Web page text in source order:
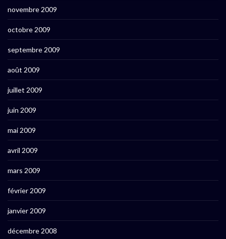
novembre 2009
octobre 2009
septembre 2009
août 2009
juillet 2009
juin 2009
mai 2009
avril 2009
mars 2009
février 2009
janvier 2009
décembre 2008